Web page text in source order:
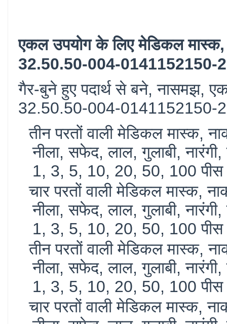
एकल उपयोग के लिए मेडिकल मास्क,
32.50.50-004-0141152150-
गैर-बुने हुए पदार्थ से बने, नासमझ,
32.50.50-004-0141152150-
तीन परतों वाली मेडिकल मास्क,
नीला, सफेद, लाल, गुलाबी,
1, 3, 5, 10, 20, 50, 100 पीस
चार परतों वाली मेडिकल मास्क,
नीला, सफेद, लाल, गुलाबी,
1, 3, 5, 10, 20, 50, 100 पीस
तीन परतों वाली मेडिकल मास्क,
नीला, सफेद, लाल, गुलाबी,
1, 3, 5, 10, 20, 50, 100 पीस
चार परतों वाली मेडिकल मास्क,